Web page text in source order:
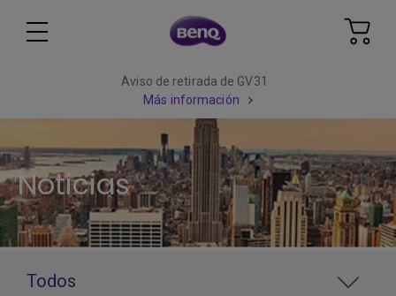
Aviso de retirada de GV31
Más información
Noticias
Todos